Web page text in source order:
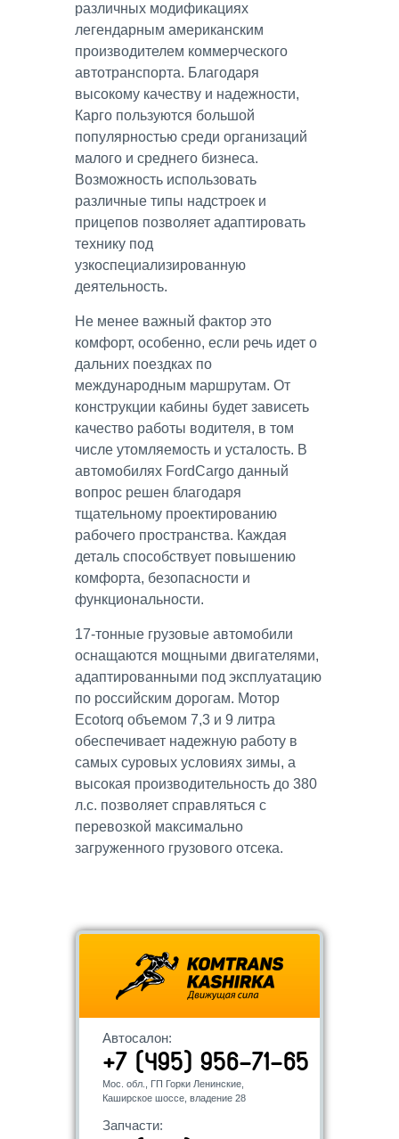
различных модификациях
легендарным американским
производителем коммерческого
автотранспорта. Благодаря
высокому качеству и надежности,
Карго пользуются большой
популярностью среди организаций
малого и среднего бизнеса.
Возможность использовать
различные типы надстроек и
прицепов позволяет адаптировать
технику под
узкоспециализированную
деятельность.
Не менее важный фактор это
комфорт, особенно, если речь идет о
дальних поездках по
международным маршрутам. От
конструкции кабины будет зависеть
качество работы водителя, в том
числе утомляемость и усталость. В
автомобилях FordCargo данный
вопрос решен благодаря
тщательному проектированию
рабочего пространства. Каждая
деталь способствует повышению
комфорта, безопасности и
функциональности.
17-тонные грузовые автомобили
оснащаются мощными двигателями,
адаптированными под эксплуатацию
по российским дорогам. Мотор
Ecotorq объемом 7,3 и 9 литра
обеспечивает надежную работу в
самых суровых условиях зимы, а
высокая производительность до 380
л.с. позволяет справляться с
перевозкой максимально
загруженного грузового отсека.
Автосалон:
+7 (495) 956-71-65
Мос. обл., ГП Горки Ленинские,
Каширское шоссе, владение 28
Запчасти: